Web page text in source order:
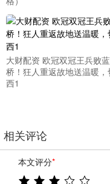
大财配资 欧冠双冠王兵败蓝
桥！狂人重返故地送温暖，
西1
相关评论
本文评分*